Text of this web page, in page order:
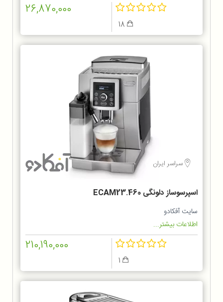
26,870,000
سراسر ایران
اسپرسوساز دلونگی ECAM23.460
سایت آفکادو
اطلاعات بیشتر...
210,190,000